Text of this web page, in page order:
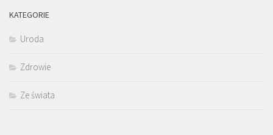
KATEGORIE
Uroda
Zdrowie
Ze świata